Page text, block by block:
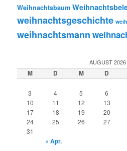
Weihnachtsbaum
weihnachtsgeschichte
weihnachtsmann
AUGUST 2026
M D M D
3
4 5 6
10
11 12 13
17
18 19 20
24
25 26 27
31
« Apr.